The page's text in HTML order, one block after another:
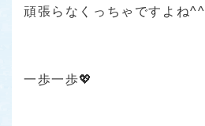
頑張らなくっちゃですよね^^
一歩一歩💖